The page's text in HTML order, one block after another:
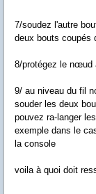
7/soudez l'autre
deux bouts coupés
8/protégez le nœud
9/ au niveau du fil
souder les deux
pouvez ra-langer
exemple dans le
la console
voila à quoi doit